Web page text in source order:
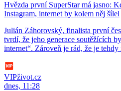
Hvězda první SuperStar má jasno:
Instagram, internet by kolem něj šílel
Julián Záhorovský, finalista první
tvrdí, že jeho generace soutěžících
internet“. Zároveň je rád, že je tehdy
VIPživot.cz
dnes, 11:28